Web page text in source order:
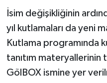
İsim değişikliğinin
yıl kutlamaları da yeni
Kutlama programında
tanıtım materyallerinin
GölBOX ismine yer